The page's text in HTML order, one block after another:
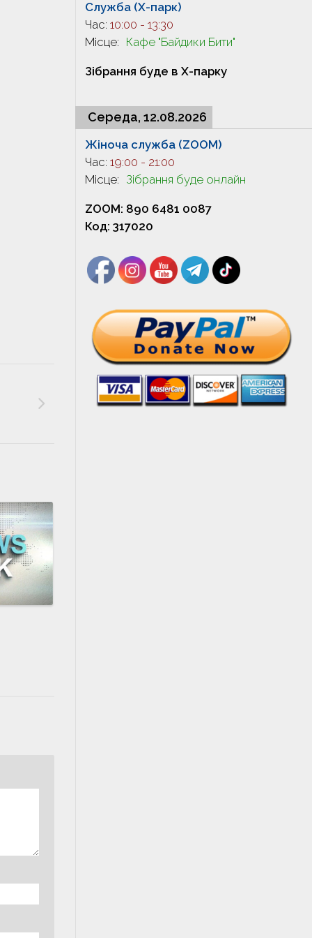
Служба (X-парк)
Час: 10:00 - 13:30
Місце: Кафе "Байдики Бити"
Зібрання буде в X-парку
Середа, 12.08.2026
Жіноча служба (ZOOM)
Час: 19:00 - 21:00
Місце: Зібрання буде онлайн
ZOOM: 890 6481 0087
Код: 317020